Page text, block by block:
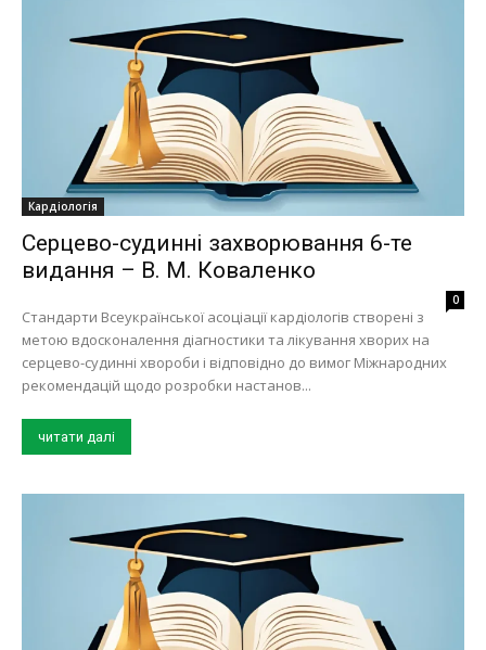
Кардіологія
Серцево-судинні захворювання 6-те
видання – В. М. Коваленко
0
Стандарти Всеукраїнської асоціації кардіологів створені з
метою вдосконалення діагностики та лікування хворих на
серцево-судинні хвороби і відповідно до вимог Міжнародних
рекомендацій щодо розробки настанов...
читати далі